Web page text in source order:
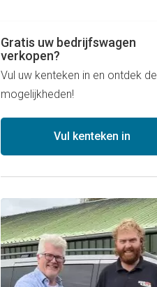
Gratis uw bedrijfswagen
verkopen?
Vul uw kenteken in en ontdek de
mogelijkheden!
Vul kenteken in